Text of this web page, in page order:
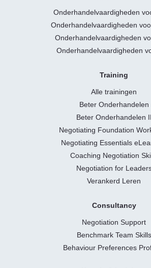
Onderhandelvaardigheden
Onderhandelvaardigheden
Onderhandelvaardigheden
Onderhandelvaardigheden
Training
Alle trainingen
Beter Onderhandelen
Beter Onderhandelen II
Negotiating Foundation
Negotiating Essentials
Coaching Negotiation
Negotiation for
Verankerd Leren
Consultancy
Negotiation Support
Benchmark Team Skills
Behaviour Preferences